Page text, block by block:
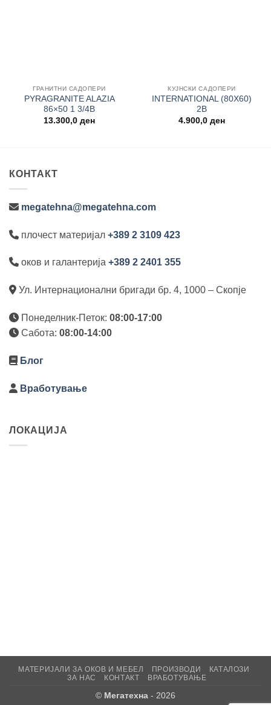
ГРАНИТНИ САДОПЕРИ
PYRAGRANITE ALAZIA
86×50 1 3/4Β
13.300,0 ден
КУЈНСКИ САДОПЕРИ
INTERNATIONAL (80X60)
2B
4.900,0 ден
КОНТАКТ
megatehna@megatehna.com
плочест материјал +389 2 3109 423
оков и галантерија +389 2 2401 355
Ул. Интернационални бригади бр. 4, 1000 – Скопје
Понеделник-Петок: 08:00-17:00
Сабота: 08:00-14:00
Блог
Вработување
ЛОКАЦИЈА
МАТЕРИЈАЛИ ЗА ОКОВ И МЕБЕЛ ПРОИЗВОДИ
КАТАЛОЗИ
ЗА НАС
КОНТАКТ ВРАБОТУВАЊЕ
© Мегатехна - 2026